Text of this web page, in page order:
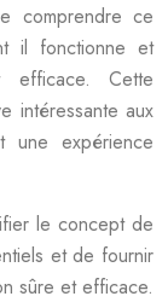
comprendre ce
il fonctionne et
efficace. Cette
intéressante aux
une expérience
le concept de
et de fournir
sûre et efficace.